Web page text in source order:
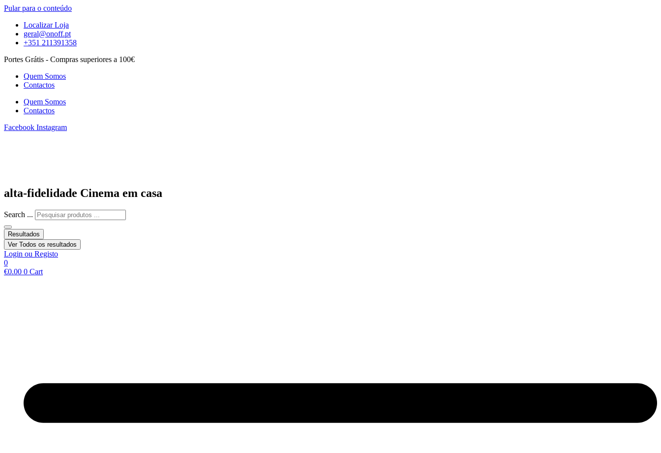
Pular para o conteúdo
Localizar Loja
geral@onoff.pt
+351 211391358
Portes Grátis - Compras superiores a 100€
Quem Somos
Contactos
Quem Somos
Contactos
Facebook Instagram
alta-fidelidade Cinema em casa
Search ...
Resultados
Ver Todos os resultados
Login ou Registo
0
€0.00 0 Cart